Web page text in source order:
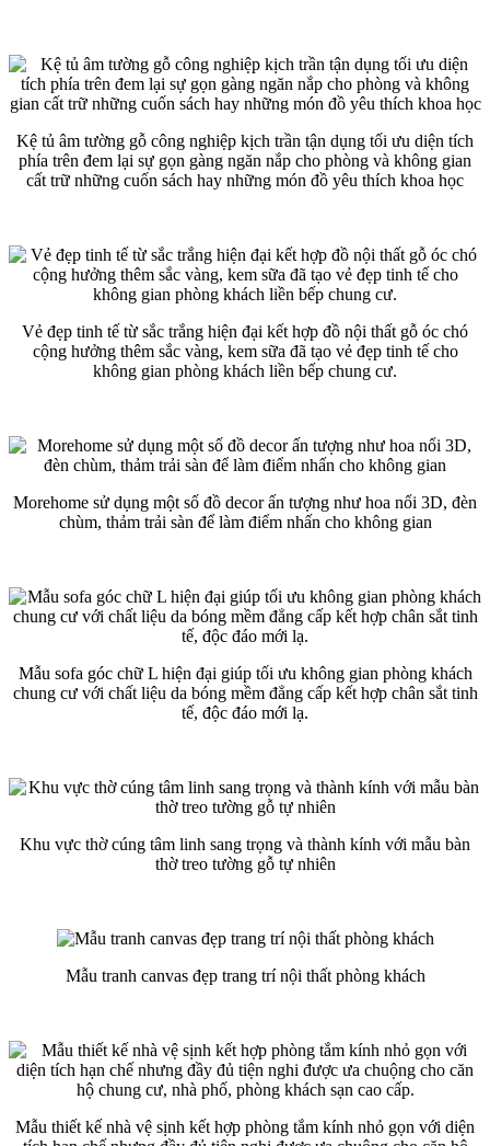
Kệ tủ âm tường gỗ công nghiệp kịch trần tận dụng tối ưu diện tích
phía trên đem lại sự gọn gàng ngăn nắp cho phòng và không gian
cất trữ những cuốn sách hay những món đồ yêu thích khoa học
Vẻ đẹp tinh tế từ sắc trắng hiện đại kết hợp đồ nội thất gỗ óc chó
cộng hưởng thêm sắc vàng, kem sữa đã tạo vẻ đẹp tinh tế cho
không gian phòng khách liền bếp chung cư.
Morehome sử dụng một số đồ decor ấn tượng như hoa nổi 3D, đèn
chùm, thảm trải sàn để làm điểm nhấn cho không gian
Mẫu sofa góc chữ L hiện đại giúp tối ưu không gian phòng khách
chung cư với chất liệu da bóng mềm đẳng cấp kết hợp chân sắt tinh
tế, độc đáo mới lạ.
Khu vực thờ cúng tâm linh sang trọng và thành kính với mẫu bàn
thờ treo tường gỗ tự nhiên
Mẫu tranh canvas đẹp trang trí nội thất phòng khách
Mẫu thiết kế nhà vệ sịnh kết hợp phòng tắm kính nhỏ gọn với diện